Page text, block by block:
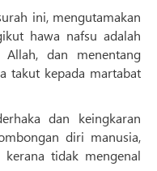
ini, mengutamakan
hawa nafsu adalah
Allah, dan menentang
takut kepada martabat
dan keingkaran
diri manusia,
tidak mengenal